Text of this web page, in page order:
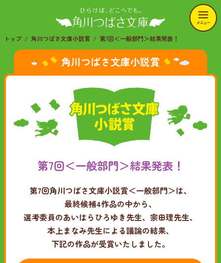
メニュー
トップ 角川つばさ文庫小説賞 第7回＜一般部門＞結果発表！
角川つばさ文庫小説賞
第7回＜一般部門＞結果発表！
第7回角川つばさ文庫小説賞＜一般部門＞は、
最終候補4作品の中から、
選考委員のあいはらひろゆき先生、宗田理先生、
本上まなみ先生による議論の結果、
下記の作品が受賞いたしました。